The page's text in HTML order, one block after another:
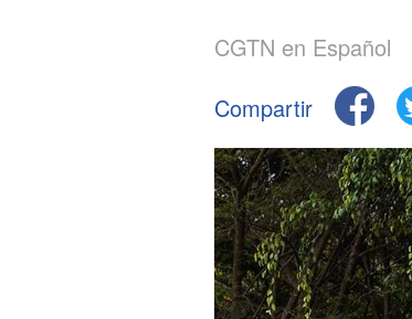
CGTN en Español
Compartir